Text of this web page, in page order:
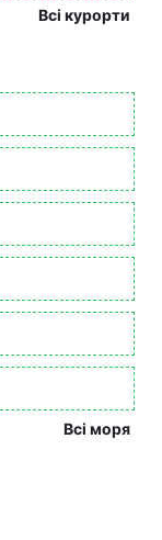
Всі курорти
Всі моря